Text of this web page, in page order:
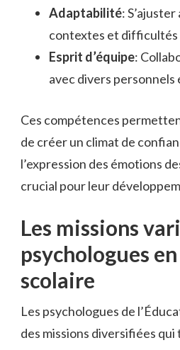
Adaptabilité:
contextes et
Esprit d’équipe:
avec divers personnels
Ces compétences
de créer un climat de
l’expression des émotions
crucial pour leur
Les missions
psychologues
scolaire
Les psychologues de
des missions diversifiées